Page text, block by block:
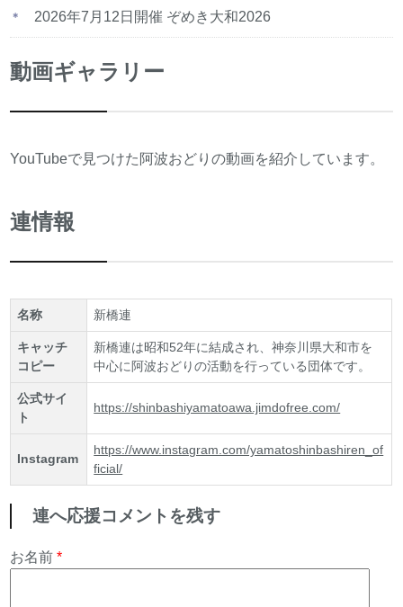
2026年7月12日開催 ぞめき大和2026
動画ギャラリー
YouTubeで見つけた阿波おどりの動画を紹介しています。
連情報
名称 新橋連
キャッチ
コピー
新橋連は昭和52年に結成され、神奈川県大和市を
中心に阿波おどりの活動を行っている団体です。
公式サイ
ト
https://shinbashiyamatoawa.jimdofree.com/
Instagram
https://www.instagram.com/yamatoshinbashiren_of
ficial/
連へ応援コメントを残す
お名前*